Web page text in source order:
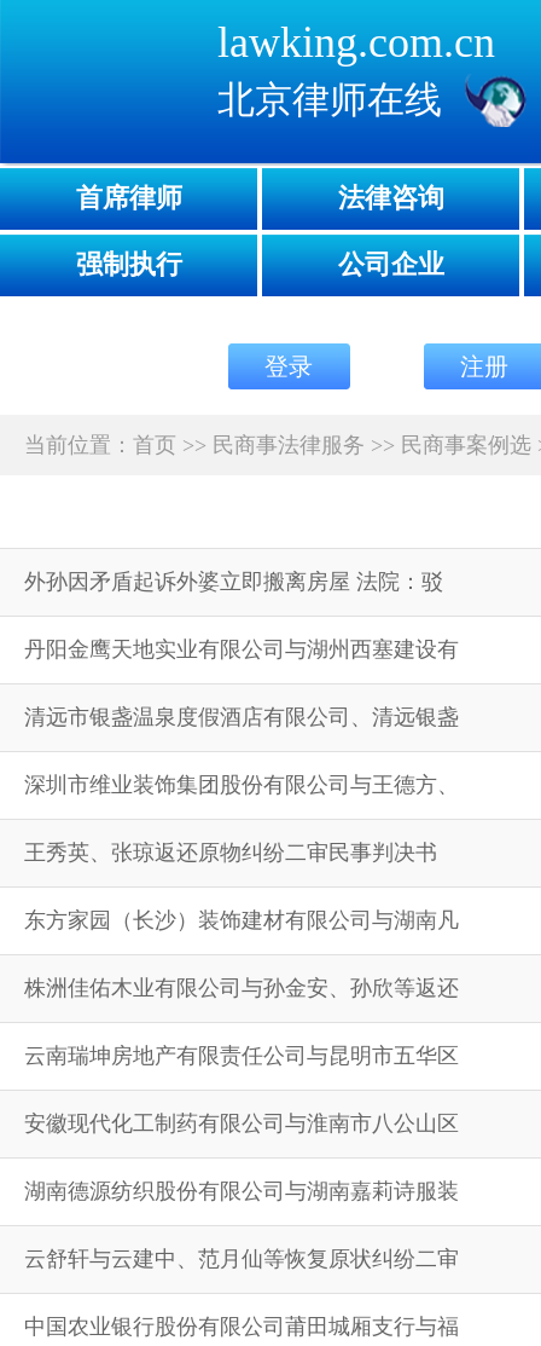
lawking.com.cn
北京律师在线
首席律师 法律咨询
强制执行 公司企业
登录 注册
当前位置： 首页 >> 民商事法律服务 >> 民商事案例选
外孙因矛盾起诉外婆立即搬离房屋 法院：驳
丹阳金鹰天地实业有限公司与湖州西塞建设有
清远市银盏温泉度假酒店有限公司、清远银盏
深圳市维业装饰集团股份有限公司与王德方、
王秀英、张琼返还原物纠纷二审民事判决书
东方家园（长沙）装饰建材有限公司与湖南凡
株洲佳佑木业有限公司与孙金安、孙欣等返还
云南瑞坤房地产有限责任公司与昆明市五华区
安徽现代化工制药有限公司与淮南市八公山区
湖南德源纺织股份有限公司与湖南嘉莉诗服装
云舒轩与云建中、范月仙等恢复原状纠纷二审
中国农业银行股份有限公司莆田城厢支行与福